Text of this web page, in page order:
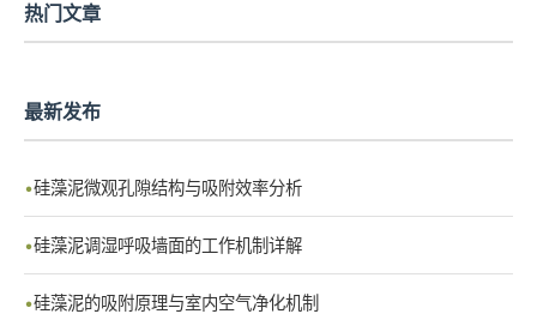
热门文章
最新发布
硅藻泥微观孔隙结构与吸附效率分析
硅藻泥调湿呼吸墙面的工作机制详解
硅藻泥的吸附原理与室内空气净化机制